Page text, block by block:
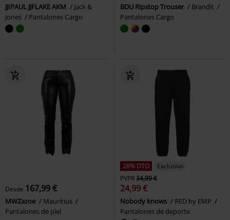
JJIPAUL JJFLAKE AKM
Jack &
Jones
Pantalones Cargo
BDU Ripstop Trouser
Brandit
Pantalones Cargo
Desde 167,99 €
MWZazoe
Mauritius
Pantalones de piel
28% DTO
Exclusivo
PVPR34,99 €
24,99 €
Nobody knows
RED by EMP
Pantalones de deporte